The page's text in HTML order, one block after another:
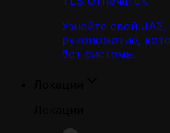
Узнайте свой
рукопожатие,
бот системы.